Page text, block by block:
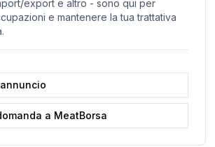
export e altro - sono qui per
e mantenere la tua trattativa
a MeatBorsa